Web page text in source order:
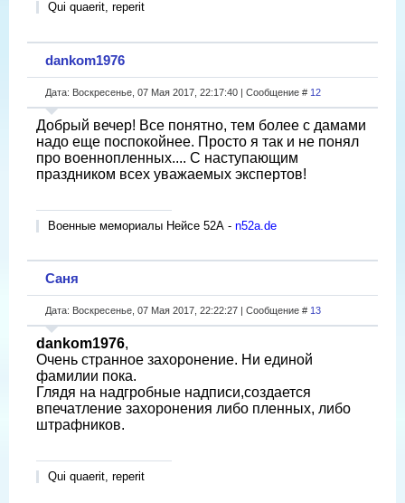
Qui quaerit, reperit
dankom1976
Дата: Воскресенье, 07 Мая 2017, 22:17:40 | Сообщение # 12
Добрый вечер! Все понятно, тем более с дамами
надо еще поспокойнее. Просто я так и не понял
про военнопленных.... С наступающим
праздником всех уважаемых экспертов!
Военные мемориалы Нейсе 52А - n52a.de
Саня
Дата: Воскресенье, 07 Мая 2017, 22:22:27 | Сообщение # 13
dankom1976,
Очень странное захоронение. Ни единой
фамилии пока.
Глядя на надгробные надписи,создается
впечатление захоронения либо пленных, либо
штрафников.
Qui quaerit, reperit